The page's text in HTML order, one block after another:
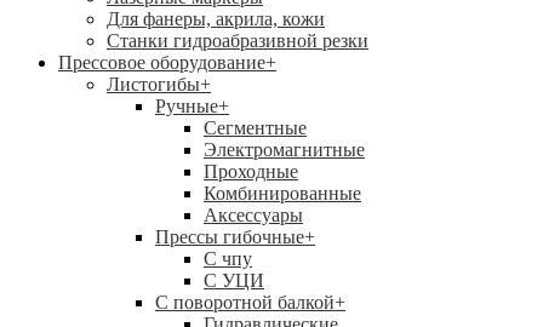
Для фанеры, акрила, кожи
Станки гидроабразивной резки
Прессовое оборудование+
Листогибы+
Ручные+
Сегментные
Электромагнитные
Проходные
Комбинированные
Аксессуары
Прессы гибочные+
C чпу
С УЦИ
С поворотной балкой+